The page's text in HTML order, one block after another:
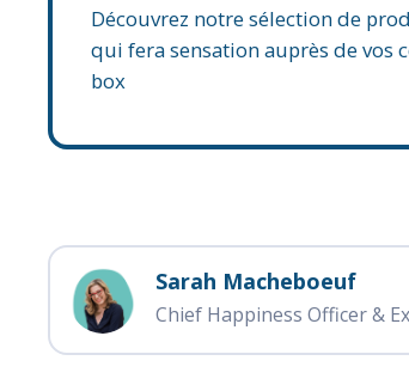
Découvrez notre sélection de
qui fera sensation auprès de vos
box
Sarah Macheboeuf
Chief Happiness Officer &